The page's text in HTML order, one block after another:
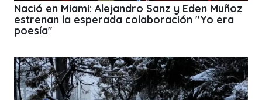
Nació en Miami: Alejandro Sanz y Eden Muñoz
estrenan la esperada colaboración "Yo era
poesía"